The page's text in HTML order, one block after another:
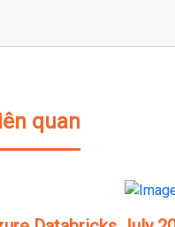
quan